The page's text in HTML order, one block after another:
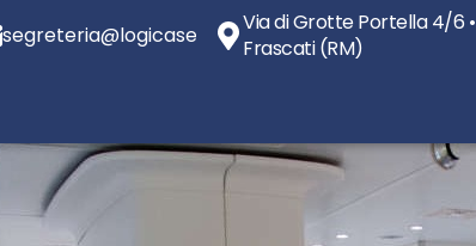
segreteria@logicaservizi.euVia di Grotte Portella 4/6 •
Frascati (RM)